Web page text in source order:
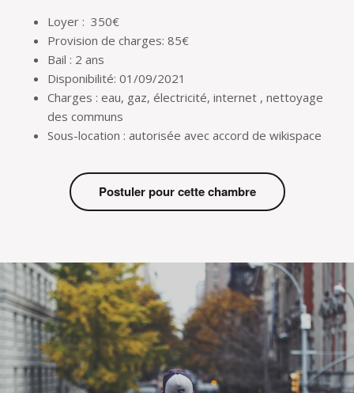
Loyer : 350€
Provision de charges: 85€
Bail : 2 ans
Disponibilité: 01/09/2021
Charges : eau, gaz, électricité, internet , nettoyage
des communs
Sous-location : autorisée avec accord de wikispace
Postuler pour cette chambre